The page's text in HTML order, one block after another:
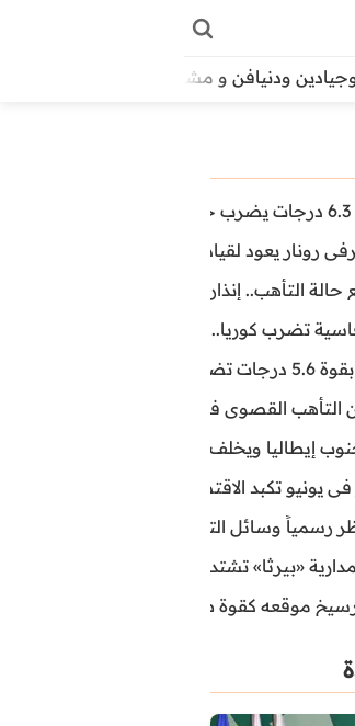
دين ودنيافن و مشاهير
رونار يعود لقيادة منتخب كوت ديفوار
حالة التأهب.. إنذاران جديدان بسبب الأمطار
تضرب كوريا.. وفيات وإصابات ونفوق مئات
تضرب مصر
في 23 مدينة بسبب موجة حر شديدة
إيطاليا ويخلف عشرات الجرحى
تكبد الاقتصاد البريطاني خسائر تجاوزت 1.5 مليار
رسمياً وسائل التواصل الاجتماعي على القاصرين
«بيرثا» تشتد وتقترب من سواحل
موقعه كقوة طاقية إقليمية